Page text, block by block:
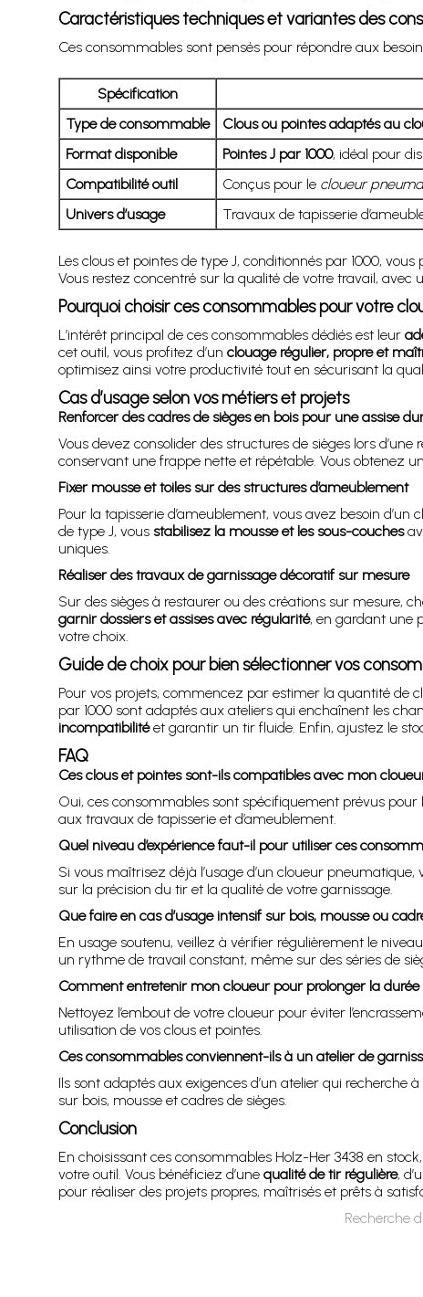
Caractéristiques techniques et variantes des
Ces consommables sont pensés pour répondre aux
Spécification
Type de consommable
Clous ou pointes adaptés au
Format disponible
Pointes J par 1000, idéal pour
Compatibilité outil
Conçus pour le cloueur
Univers d’usage
Travaux de tapisserie
Les clous et pointes de type J, conditionnés par 1000,
Vous restez concentré sur la qualité de votre travail,
Pourquoi choisir ces consommables pour votre
L’intérêt principal de ces consommables dédiés est leur
cet outil, vous profitez d’un clouage régulier, propre et
optimisez ainsi votre productivité tout en sécurisant la
Cas d’usage selon vos métiers et projets
Renforcer des cadres de sièges en bois pour une assise
Vous devez consolider des structures de sièges lors
conservant une frappe nette et répétable. Vous obtenez
Fixer mousse et toiles sur des structures d’ameublement
Pour la tapisserie d’ameublement, vous avez besoin
de type J, vous stabilisez la mousse et les sous-couches
uniques.
Réaliser des travaux de garnissage décoratif sur mesure
Sur des sièges à restaurer ou des créations sur mesure,
garnir dossiers et assises avec régularité, en gardant une
votre choix.
Guide de choix pour bien sélectionner vos
Pour vos projets, commencez par estimer la quantité de
par 1000 sont adaptés aux ateliers qui enchaînent les
incompatibilitéet garantir un tir fluide. Enfin, ajustez le
FAQ
Ces clous et pointes sont-ils compatibles avec mon
Oui, ces consommables sont spécifiquement prévus pour
aux travaux de tapisserie et d’ameublement.
Quel niveau d’expérience faut-il pour utiliser ces
Si vous maîtrisez déjà l’usage d’un cloueur
sur la précision du tir et la qualité de votre garnissage.
Que faire en cas d’usage intensif sur bois, mousse ou
En usage soutenu, veillez à vérifier régulièrement le
un rythme de travail constant, même sur des séries de
Comment entretenir mon cloueur pour prolonger la
Nettoyez l’embout de votre cloueur pour éviter
utilisation de vos clous et pointes.
Ces consommables conviennent-ils à un atelier de
Ils sont adaptés aux exigences d’un atelier qui recherche
sur bois, mousse et cadres de sièges.
Conclusion
En choisissant ces consommables Holz-Her 3438 en
votre outil. Vous bénéficiez d’une qualité de tir régulière,
pour réaliser des projets propres, maîtrisés et prêts à
Recherche